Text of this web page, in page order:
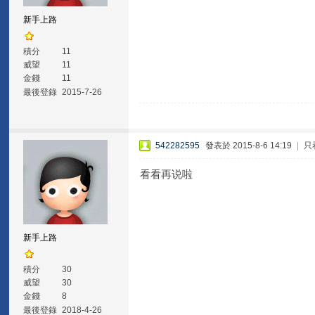
新手上路
積分
11
威望
11
金錢
11
最後登錄 2015-7-26
新手上路
積分
30
威望
30
金錢
8
最後登錄 2018-4-26
542282595 發表於 2015-8-6 14:19 只
看看再说啦